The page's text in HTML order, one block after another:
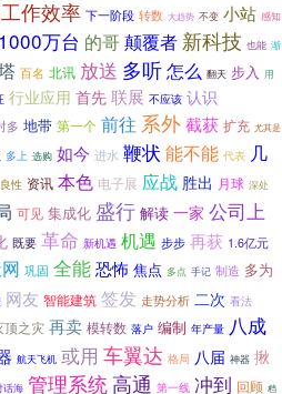
作效率 下一阶段 转数 大趋势 不变 小站 感知
1000万台 的哥颠覆者 新科技 也能 渐
百名 北讯 放送 多听怎么 翻天 步入 用
行业应用 首先 联展 不应该 认识
多 地带 第一个 前往 系外截获 扩充 尤其是
多上 选购 如今 进水 鞭状 能不能 代表 几
良性 资讯 本色 电子展 应战 胜出 月球 深处
可见 集成化 盛行 解读 一家 公司上
既要 革命 新机遇 机遇 步步 再获 1.6亿元
巩固 全能恐怖 焦点 多点 手记 制造 多为
网友 智能建筑 签发 走势分析 二次 看法
顶之灾 再卖 模转数 落户 编制 年产量 八成
航天飞机 或用 车翼达 格局 八届 神器 揪
话海 管理系统 高通 第一线 冲到 回顾 档